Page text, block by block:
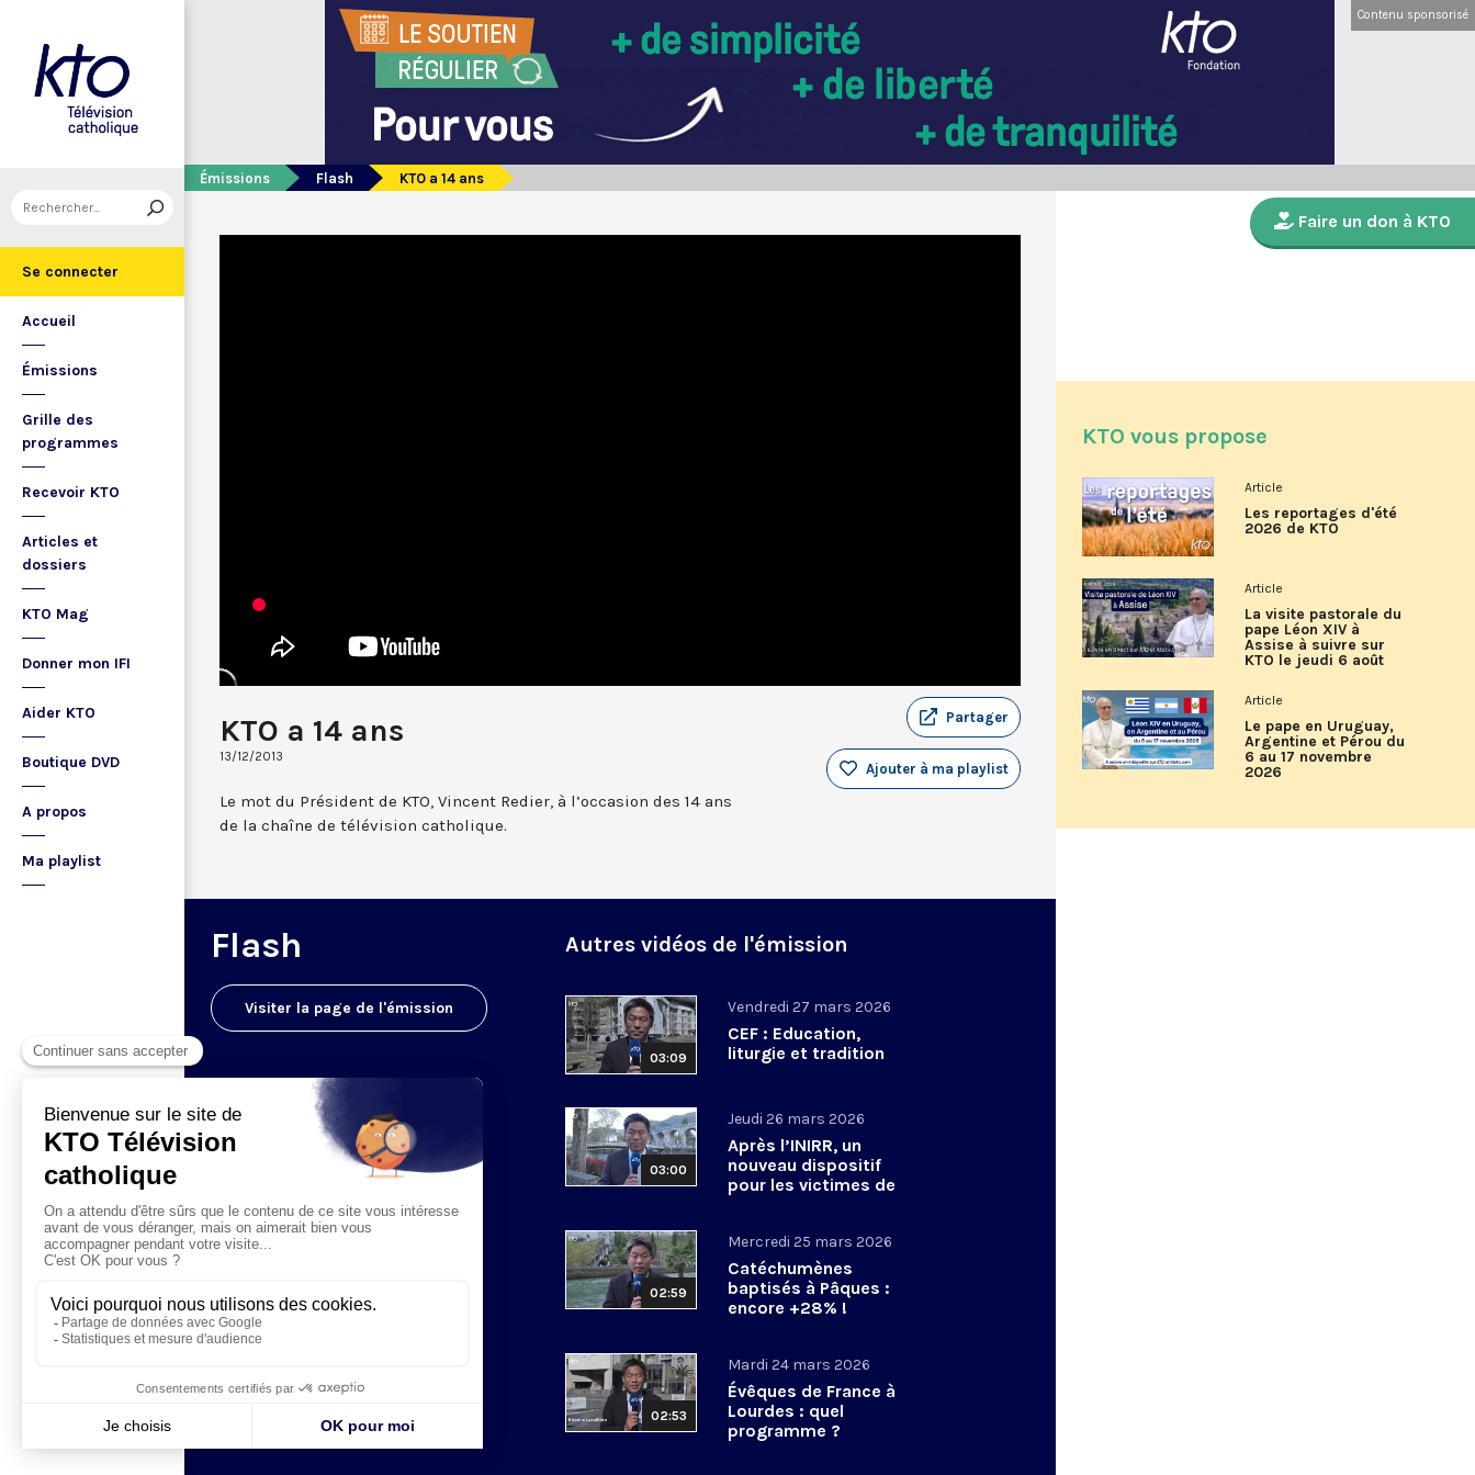
Se connecter
Accueil
Émissions
Grille des
programmes
Recevoir KTO
Articles et
dossiers
KTO Mag
Donner mon IFI
Aider KTO
Boutique DVD
A propos
Ma playlist
Contenu sponsorisé
Émissions Flash KTO a 14 ans
KTO a 14 ans
13/12/2013
Partager
Ajouter à ma playlist
Le mot du Président de KTO, Vincent Redier, à l’occasion des 14 ans
de la chaîne de télévision catholique.
Flash
Visiter la page de l'émission
Autres vidéos de l'émission
03:09
Vendredi 27 mars 2026
CEF : Education,
liturgie et tradition
03:00
Jeudi 26 mars 2026
Après l’INIRR, un
nouveau dispositif
pour les victimes de
02:59
Mercredi 25 mars 2026
Catéchumènes
baptisés à Pâques :
encore +28% !
02:53
Mardi 24 mars 2026
Évêques de France à
Lourdes : quel
programme ?
Faire un don à KTO
KTO vous propose
Article
Les reportages d'été
2026 de KTO
Article
La visite pastorale du
pape Léon XIV à
Assise à suivre sur
KTO le jeudi 6 août
Article
Le pape en Uruguay,
Argentine et Pérou du
6 au 17 novembre
2026